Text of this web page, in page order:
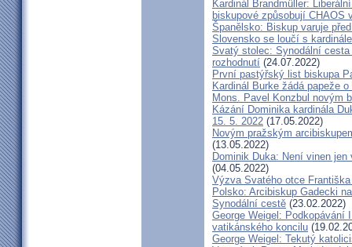
Kardinál Brandmüller:
biskupové způsobují CHAOS
Španělsko: Biskup varuje
Slovensko se loučí s
Svatý stolec: Synodální
rozhodnutí (24.07.2022)
První pastýřský list biskupa
Kardinál Burke žádá papeže
Mons. Pavel Konzbul novým
Kázání Dominika kardinála
15. 5. 2022 (17.05.2022)
Novým pražským
(13.05.2022)
Dominik Duka: Není vinen
(04.05.2022)
Výzva Svatého otce
Polsko: Arcibiskup Gadecki
Synodální cestě (23.02.2022)
George Weigel: Podkopávání
vatikánského koncilu
George Weigel: Tekutý